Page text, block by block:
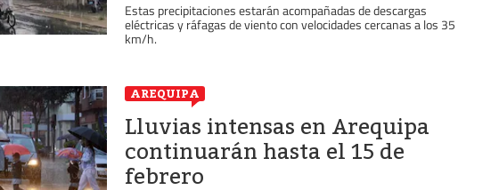
Estas precipitaciones estarán acompañadas de descargas
eléctricas y ráfagas de viento con velocidades cercanas a los 35
km/h.
AREQUIPA
Lluvias intensas en Arequipa
continuarán hasta el 15 de
febrero